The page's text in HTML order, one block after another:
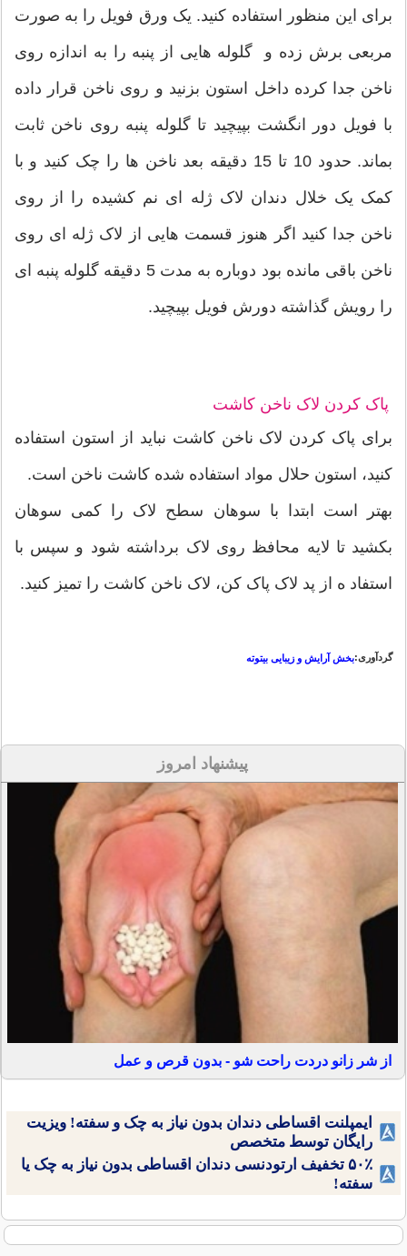
برای این منظور استفاده کنید. یک ورق فویل را به صورت
مربعی برش زده و گلوله هایی از پنبه را به اندازه روی
ناخن جدا کرده داخل استون بزنید و روی ناخن قرار داده
با فویل دور انگشت بپیچید تا گلوله پنبه روی ناخن ثابت
بماند. حدود 10 تا 15 دقیقه بعد ناخن ها را چک کنید و با
کمک یک خلال دندان لاک ژله ای نم کشیده را از روی
ناخن جدا کنید اگر هنوز قسمت هایی از لاک ژله ای روی
ناخن باقی مانده بود دوباره به مدت 5 دقیقه گلوله پنبه ای
را رویش گذاشته دورش فویل بپیچید.
پاک کردن لاک ناخن کاشت
برای پاک کردن لاک ناخن کاشت نباید از استون استفاده
کنید، استون حلال مواد استفاده شده کاشت ناخن است.
بهتر است ابتدا با سوهان سطح لاک را کمی سوهان
بکشید تا لایه محافظ روی لاک برداشته شود و سپس با
استفاد ه از پد لاک پاک کن، لاک ناخن کاشت را تمیز کنید.
گردآوری:بخش آرایش و زیبایی بیتوته
پیشنهاد امروز
از شر زانو دردت راحت شو - بدون قرص و عمل
ایمپلنت اقساطی دندان بدون نیاز به چک و سفته! ویزیت
رایگان توسط متخصص
۵۰٪ تخفیف ارتودنسی دندان اقساطی بدون نیاز به چک یا
سفته!